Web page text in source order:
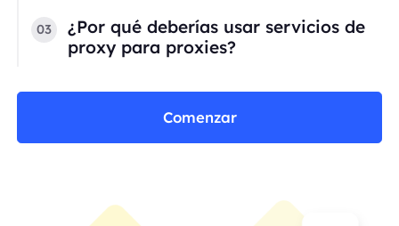
03
¿Por qué deberías usar servicios de
proxy para proxies?
Comenzar